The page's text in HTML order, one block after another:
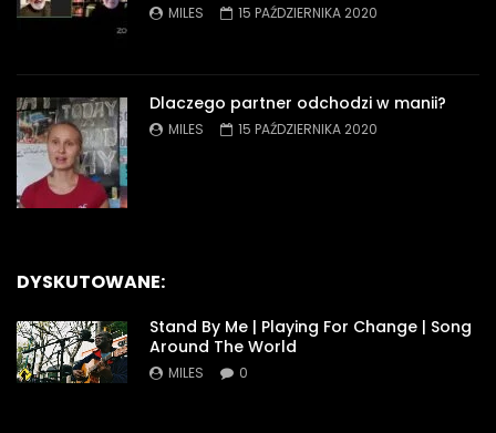
MILES 15 PAŹDZIERNIKA 2020
Dlaczego partner odchodzi w manii?
MILES 15 PAŹDZIERNIKA 2020
DYSKUTOWANE:
Stand By Me | Playing For Change | Song
Around The World
MILES 0